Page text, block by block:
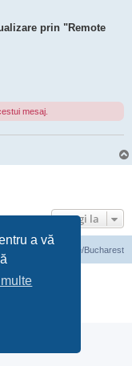
a vă
prin "Remote
mesaj.
Mergi la
UTC+03:00 Europe/Bucharest
Limited